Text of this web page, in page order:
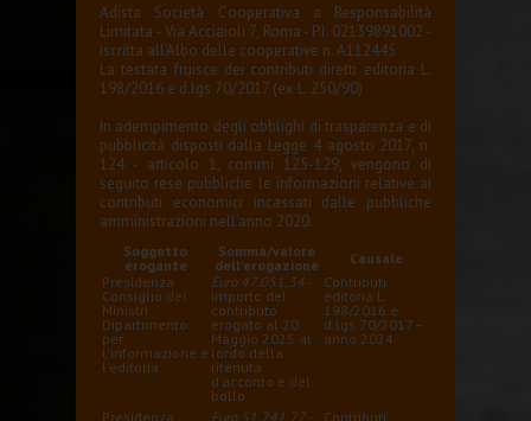
Adista Società Cooperativa a Responsabilità
Limitata - Via Acciaioli 7, Roma - P.I. 02139891002 -
Iscritta all'Albo delle cooperative n. A112445
La testata fruisce dei contributi diretti editoria L.
198/2016 e d.lgs 70/2017 (ex L. 250/90)
In adempimento degli obblighi di trasparenza e di
pubblicità disposti dalla Legge 4 agosto 2017, n.
124 - articolo 1, commi 125-129, vengono di
seguito rese pubbliche le informazioni relative ai
contributi economici incassati dalle pubbliche
amministrazioni nell'anno 2020:
Soggetto
erogante
Somma/valore
dell'erogazione
Causale
Presidenza
Consiglio dei
Ministri
Dipartimento
per
l'informazione e
l'editoria
Euro 47.051,34 -
importo del
contributo
erogato al 20
Maggio 2025 al
lordo della
ritenuta
d'acconto e del
bollo
Contributi
editoria L.
198/2016 e
d.lgs 70/2017 –
anno 2024
Presidenza Euro 51.741,77 - Contributi